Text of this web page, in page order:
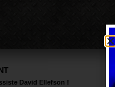
David Ellefson !